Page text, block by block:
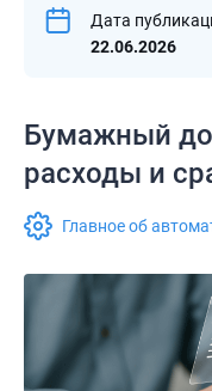
Дата
22.06.2026
Бумажный
расходы и
Главное об